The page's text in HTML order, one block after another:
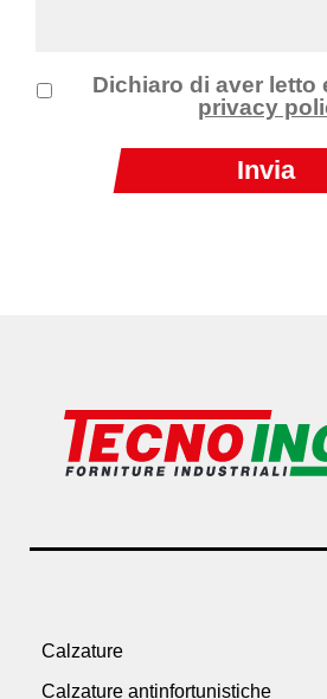
Dichiaro di aver letto
privacy
Calzature
Calzature antinfortunistiche